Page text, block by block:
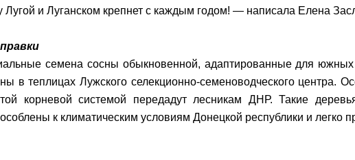
Лугой и Луганском крепнет с каждым годом! — написала Елена
семена сосны обыкновенной, адаптированные для южных
в теплицах Лужского селекционно-семеноводческого центра.
корневой системой передадут лесникам ДНР. Такие
к климатическим условиям Донецкой республики и легко